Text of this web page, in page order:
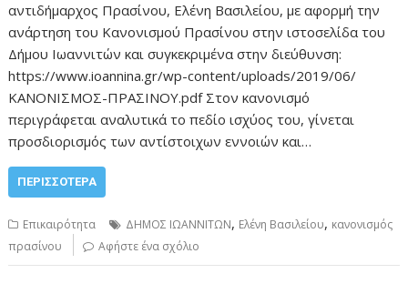
αντιδήμαρχος Πρασίνου, Ελένη Βασιλείου, με αφορμή την
ανάρτηση του Κανονισμού Πρασίνου στην ιστοσελίδα του
Δήμου Ιωαννιτών και συγκεκριμένα στην διεύθυνση:
https://www.ioannina.gr/wp-content/uploads/2019/06/
ΚΑΝΟΝΙΣΜΟΣ-ΠΡΑΣΙΝΟΥ.pdf Στον κανονισμό
περιγράφεται αναλυτικά το πεδίο ισχύος του, γίνεται
προσδιορισμός των αντίστοιχων εννοιών και…
ΠΕΡΙΣΣΌΤΕΡΑ
Επικαιρότητα ΔΗΜΟΣ ΙΩΑΝΝΙΤΩΝ, Ελένη Βασιλείου, κανονισμός
πρασίνου
Αφήστε ένα σχόλιο